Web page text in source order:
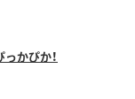
かぴか！